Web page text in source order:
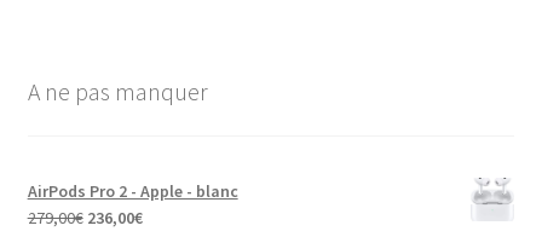
A ne pas manquer
AirPods Pro 2 - Apple - blanc
279,00€ 236,00€